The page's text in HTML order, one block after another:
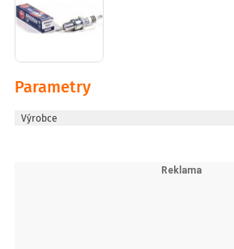
Parametry
Výrobce